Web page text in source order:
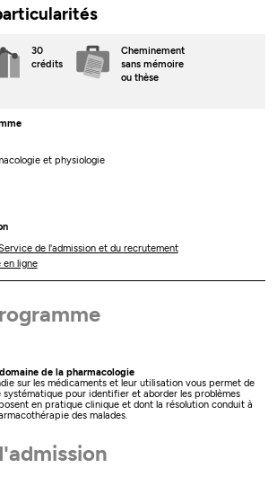
30
crédits
Cheminement
sans mémoire
ou thèse
et physiologie
de l'admission et du recrutement
en ligne
de la pharmacologie
sur les médicaments et leur utilisation vous permet de
pour identifier et aborder les problèmes
en pratique clinique et dont la résolution conduit à
des malades.